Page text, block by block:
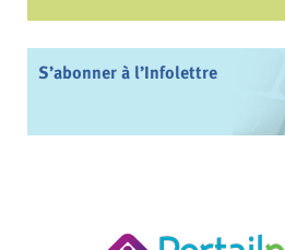
S’abonner à l’Infolettre